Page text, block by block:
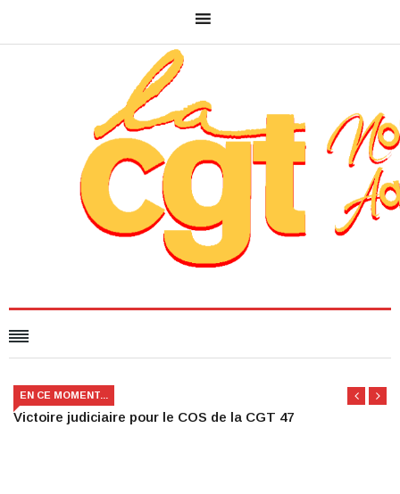
EN CE MOMENT...
Victoire judiciaire pour le COS de la CGT 47